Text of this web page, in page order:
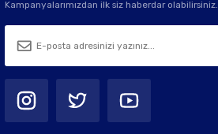
Kampanyalarımızdan ilk siz haberdar olabilirsiniz.